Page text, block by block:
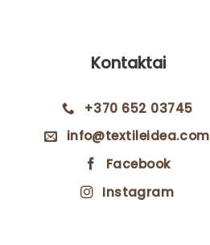
Kontaktai
+370 652 03745
info@textileidea.com
Facebook
Instagram